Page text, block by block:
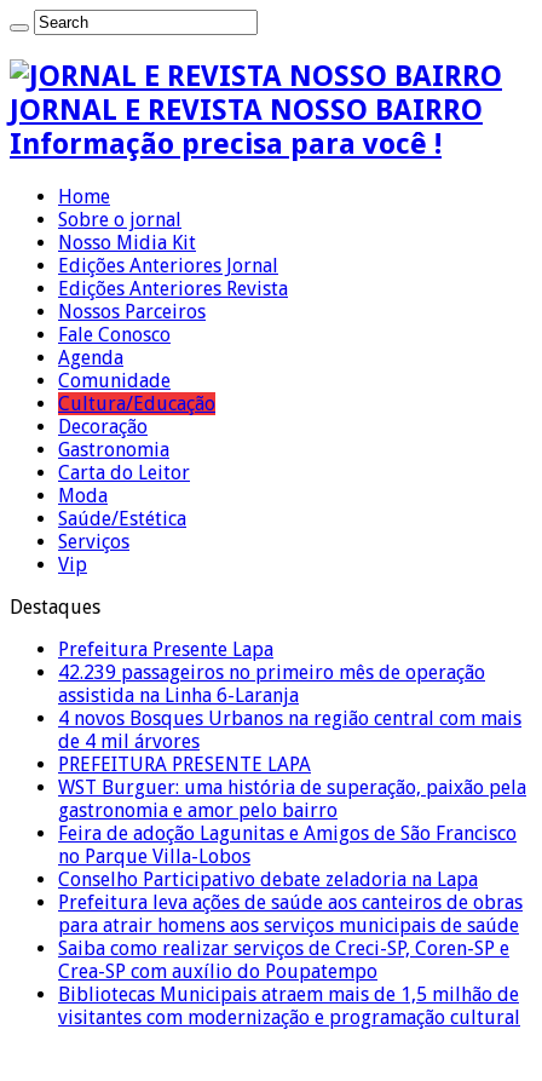
JORNAL E REVISTA NOSSO BAIRRO
Informação precisa para você !
Home
Sobre o jornal
Nosso Midia Kit
Edições Anteriores Jornal
Edições Anteriores Revista
Nossos Parceiros
Fale Conosco
Agenda
Comunidade
Cultura/Educação
Decoração
Gastronomia
Carta do Leitor
Moda
Saúde/Estética
Serviços
Vip
Destaques
Prefeitura Presente Lapa
42.239 passageiros no primeiro mês de operação
assistida na Linha 6-Laranja
4 novos Bosques Urbanos na região central com mais
de 4 mil árvores
PREFEITURA PRESENTE LAPA
WST Burguer: uma história de superação, paixão pela
gastronomia e amor pelo bairro
Feira de adoção Lagunitas e Amigos de São Francisco
no Parque Villa-Lobos
Conselho Participativo debate zeladoria na Lapa
Prefeitura leva ações de saúde aos canteiros de obras
para atrair homens aos serviços municipais de saúde
Saiba como realizar serviços de Creci-SP, Coren-SP e
Crea-SP com auxílio do Poupatempo
Bibliotecas Municipais atraem mais de 1,5 milhão de
visitantes com modernização e programação cultural